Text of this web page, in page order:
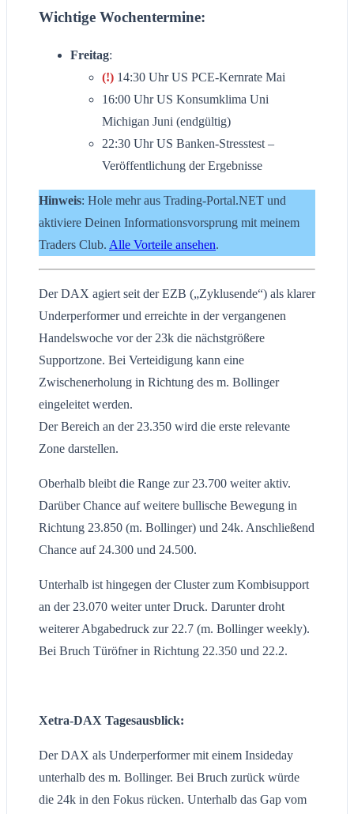
Wichtige Wochentermine:
Freitag:
(!) 14:30 Uhr US PCE-Kernrate Mai
16:00 Uhr US Konsumklima Uni
Michigan Juni (endgültig)
22:30 Uhr US Banken-Stresstest –
Veröffentlichung der Ergebnisse
Hinweis: Hole mehr aus Trading-Portal.NET und
aktiviere Deinen Informationsvorsprung mit meinem
Traders Club. Alle Vorteile ansehen.
Der DAX agiert seit der EZB („Zyklusende“) als klarer
Underperformer und erreichte in der vergangenen
Handelswoche vor der 23k die nächstgrößere
Supportzone. Bei Verteidigung kann eine
Zwischenerholung in Richtung des m. Bollinger
eingeleitet werden.
Der Bereich an der 23.350 wird die erste relevante
Zone darstellen.
Oberhalb bleibt die Range zur 23.700 weiter aktiv.
Darüber Chance auf weitere bullische Bewegung in
Richtung 23.850 (m. Bollinger) und 24k. Anschließend
Chance auf 24.300 und 24.500.
Unterhalb ist hingegen der Cluster zum Kombisupport
an der 23.070 weiter unter Druck. Darunter droht
weiterer Abgabedruck zur 22.7 (m. Bollinger weekly).
Bei Bruch Türöfner in Richtung 22.350 und 22.2.
Xetra-DAX Tagesausblick:
Der DAX als Underperformer mit einem Insideday
unterhalb des m. Bollinger. Bei Bruch zurück würde
die 24k in den Fokus rücken. Unterhalb das Gap vom